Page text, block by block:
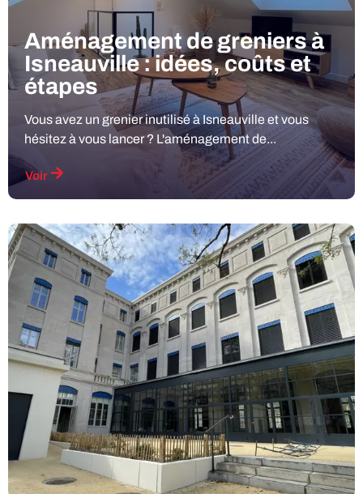
Aménagement de greniers à
Isneauville : idées, coûts et
étapes
Vous avez un grenier inutilisé à Isneauville et vous
hésitez à vous lancer ? L'aménagement de...
Voir